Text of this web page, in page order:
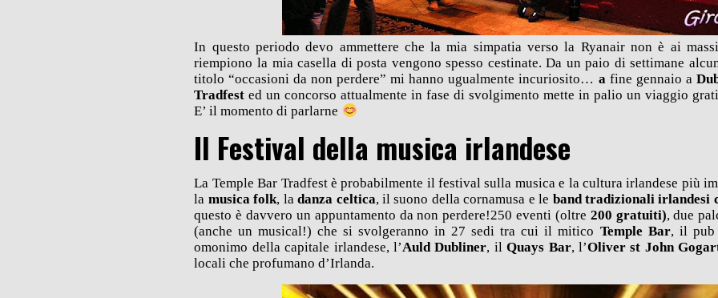
In questo periodo devo ammettere che la mia simpatia verso la Ryanair non è ai
riempiono la mia casella di posta vengono spesso cestinate. Da un paio di settimane
titolo “occasioni da non perdere” mi hanno ugualmente incuriosito… a fine gennaio a
Tradfest ed un concorso attualmente in fase di svolgimento mette in palio un viaggio
E’ il momento di parlarne
Il Festival della musica irlandese
La Temple Bar Tradfest è probabilmente il festival sulla musica e la cultura irlandese più
la musica folk, ladanza celtica, il suono della cornamusa e le band tradizionali irlandesi
questo è davvero un appuntamento da non perdere!250 eventi (oltre 200 gratuiti), due
(anche un musical!) che si svolgeranno in 27 sedi tra cui il mitico Temple Bar, il pub
omonimo della capitale irlandese, l’Auld Dubliner, ilQuays Bar, l’Oliver st John
locali che profumano d’Irlanda.